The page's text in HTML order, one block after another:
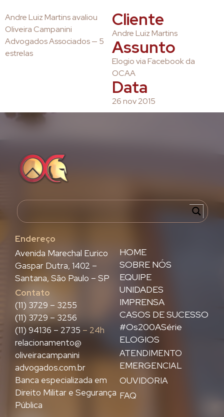
Andre Luiz Martins avaliou
Oliveira Campanini
Advogados Associados — 5
estrelas
Cliente
Andre Luiz Martins
Assunto
Elogio via Facebook da
OCAA
Data
26 nov 2015
Endereço
HOME
SOBRE NÓS
EQUIPE
UNIDADES
IMPRENSA
CASOS DE SUCESSO
#Os200ASérie
ELOGIOS
ATENDIMENTO
EMERGENCIAL
OUVIDORIA
FAQ
Avenida Marechal Eurico
Gaspar Dutra, 1402 –
Santana, São Paulo – SP
Contato
(11) 3729 – 3255
(11) 3729 – 3256
(11) 94136 – 2735 – 24h
relacionamento@
oliveiracampanini
advogados.com.br
Banca especializada em
Direito Militar e Segurança
Pública